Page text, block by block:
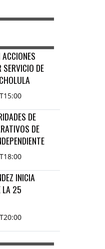
DE
DE
DE
INICIA
LA 25